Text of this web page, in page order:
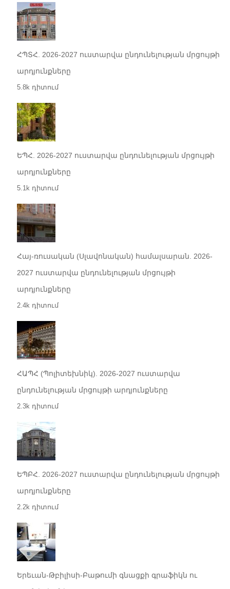
ՀՊՏՀ. 2026-2027 ուստարվա ընդունելության մրցույթի
արդյունքները
5.8k դիտում
ԵՊՀ. 2026-2027 ուստարվա ընդունելության մրցույթի
արդյունքները
5.1k դիտում
Հայ-ռուսական (Սլավոնական) համալսարան. 2026-
2027 ուստարվա ընդունելության մրցույթի
արդյունքները
2.4k դիտում
ՀԱՊՀ (Պոլիտեխնիկ). 2026-2027 ուստարվա
ընդունելության մրցույթի արդյունքները
2.3k դիտում
ԵՊԲՀ. 2026-2027 ուստարվա ընդունելության մրցույթի
արդյունքները
2.2k դիտում
Երեւան-Թբիլիսի-Բաթումի գնացքի գրաֆիկն ու